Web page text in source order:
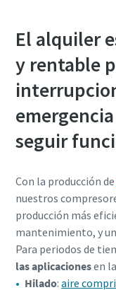
El alquiler
y rentable
seguir
Con la producción de
nuestros
producción más
mantenimiento, y
Para periodos de
las aplicacionesen
Hilado:aire